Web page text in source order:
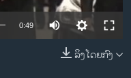
0:49
ລິງໂດຍກົງ